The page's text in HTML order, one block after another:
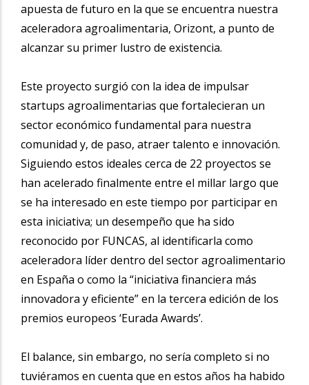
apuesta de futuro en la que se encuentra nuestra
aceleradora agroalimentaria, Orizont, a punto de
alcanzar su primer lustro de existencia.
Este proyecto surgió con la idea de impulsar
startups agroalimentarias que fortalecieran un
sector económico fundamental para nuestra
comunidad y, de paso, atraer talento e innovación.
Siguiendo estos ideales cerca de 22 proyectos se
han acelerado finalmente entre el millar largo que
se ha interesado en este tiempo por participar en
esta iniciativa; un desempeño que ha sido
reconocido por FUNCAS, al identificarla como
aceleradora líder dentro del sector agroalimentario
en España o como la “iniciativa financiera más
innovadora y eficiente” en la tercera edición de los
premios europeos ‘Eurada Awards’.
El balance, sin embargo, no sería completo si no
tuviéramos en cuenta que en estos años ha habido